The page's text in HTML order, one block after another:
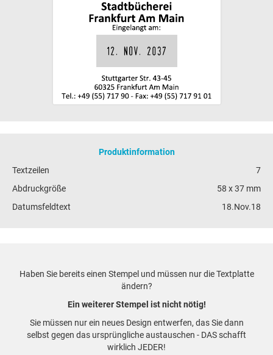
Produktinformation
Textzeilen
7
Abdruckgröße
58 x 37 mm
Datumsfeldtext
18.Nov.18
Haben Sie bereits einen Stempel und müssen nur die Textplatte
ändern?
Ein weiterer Stempel ist nicht nötig!
Sie müssen nur ein neues Design entwerfen, das Sie dann
selbst gegen das ursprüngliche austauschen - DAS schafft
wirklich JEDER!